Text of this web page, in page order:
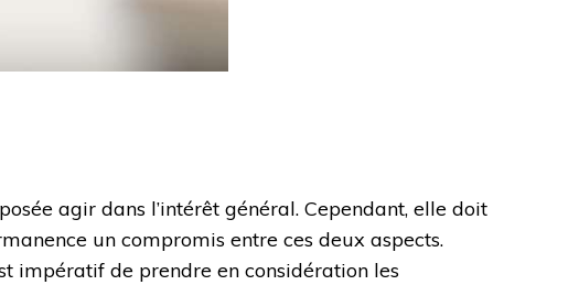
agir dans l’intérêt général. Cependant, elle doit
un compromis entre ces deux aspects.
impératif de prendre en considération les